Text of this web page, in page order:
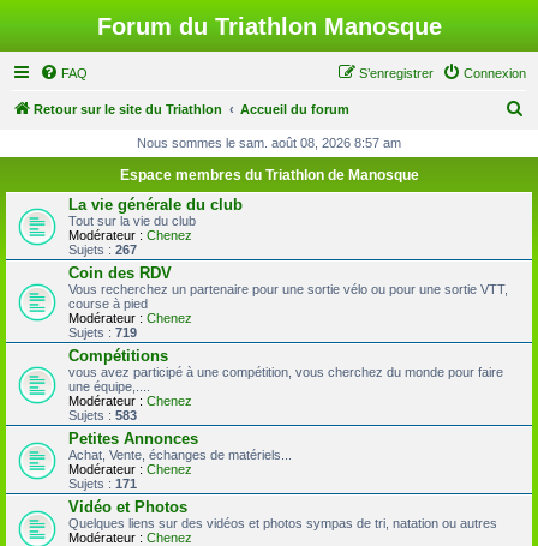
Forum du Triathlon Manosque
FAQ Connexion
S’enregistrer
Retour sur le site du Triathlon Accueil du forum
h
Nous sommes le sam. août 08, 2026 8:57 am
Espace membres du Triathlon de Manosque
La vie générale du club
Tout sur la vie du club
Modérateur : Chenez
Sujets : 267
Coin des RDV
Vous recherchez un partenaire pour une sortie vélo ou pour une sortie VTT,
course à pied
Modérateur : Chenez
Sujets : 719
Compétitions
vous avez participé à une compétition, vous cherchez du monde pour faire
une équipe,....
Modérateur : Chenez
Sujets : 583
Petites Annonces
Achat, Vente, échanges de matériels...
Modérateur : Chenez
Sujets : 171
Vidéo et Photos
Quelques liens sur des vidéos et photos sympas de tri, natation ou autres
Modérateur : Chenez